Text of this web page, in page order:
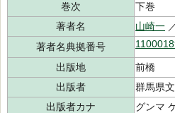
巻次
下巻
著者名
山崎一
著者名典拠番号
出版地
前橋
出版者
群馬県
出版者カナ
グンマ